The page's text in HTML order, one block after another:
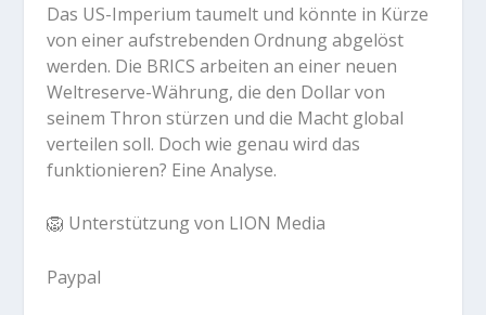
Das US-Imperium taumelt und könnte in Kürze
von einer aufstrebenden Ordnung abgelöst
werden. Die BRICS arbeiten an einer neuen
Weltreserve-Währung, die den Dollar von
seinem Thron stürzen und die Macht global
verteilen soll. Doch wie genau wird das
funktionieren? Eine Analyse.
🦁 Unterstützung von LION Media
Paypal